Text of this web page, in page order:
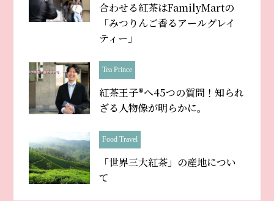
合わせる紅茶はFamilyMartの
「みつりんご香るアールグレイ
ティー」
Tea Prince
紅茶王子®へ45つの質問！知られ
ざる人物像が明らかに。
Food Travel
「世界三大紅茶」の産地につい
て